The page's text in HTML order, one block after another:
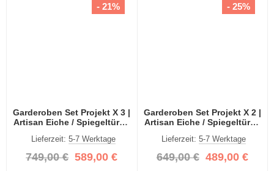
Garderoben Set Projekt X 3 |
Artisan Eiche / Spiegeltüren
Lieferzeit: 5-7 Werktage
749,00 € 589,00 €
- 21%
Garderoben Set Projekt X 2 |
Artisan Eiche / Spiegeltüren
Lieferzeit:5-7 Werktage
649,00 € 489,00 €
- 25%